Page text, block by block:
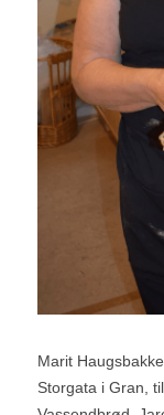
Marit
Storgata i Gran,